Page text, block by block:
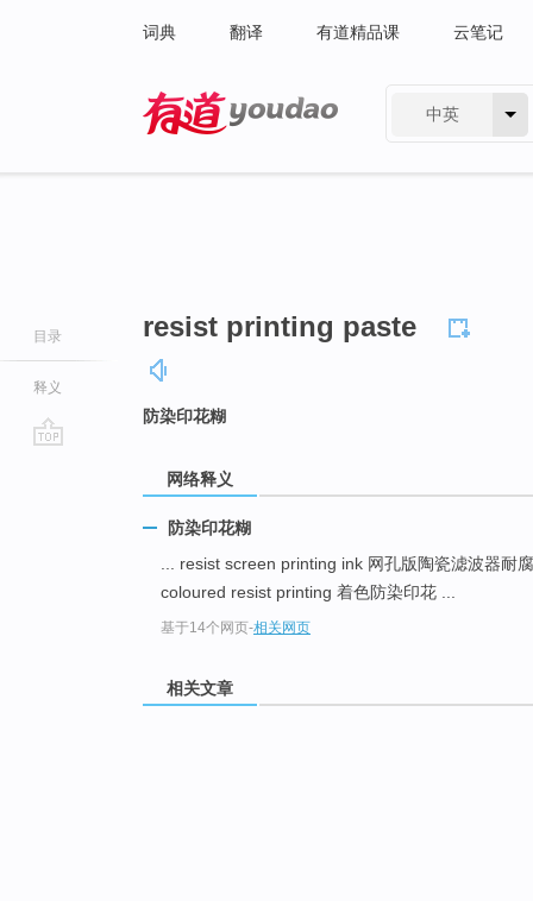
词典 翻译 有道精品课 云笔记
中英
目录
释义
resist printing paste
防染印花糊
网络释义
防染印花糊
... resist screen printing ink 网孔版陶瓷滤波器耐
coloured resist printing 着色防染印花 ...
基于14个网页-相关网页
相关文章